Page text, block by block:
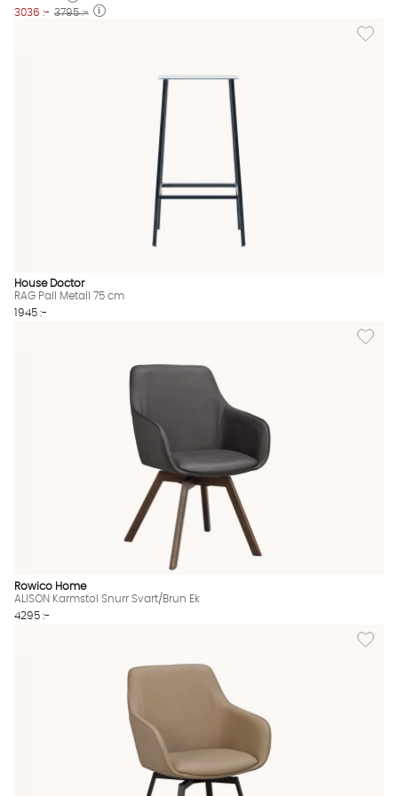
3036 :- 3795 :-
Lägg
House Doctor
RAG Pall Metall 75 cm
1945 :-
Lägg
Rowico Home
ALISON Karmstol Snurr Svart/Brun Ek
4295 :-
Lägg